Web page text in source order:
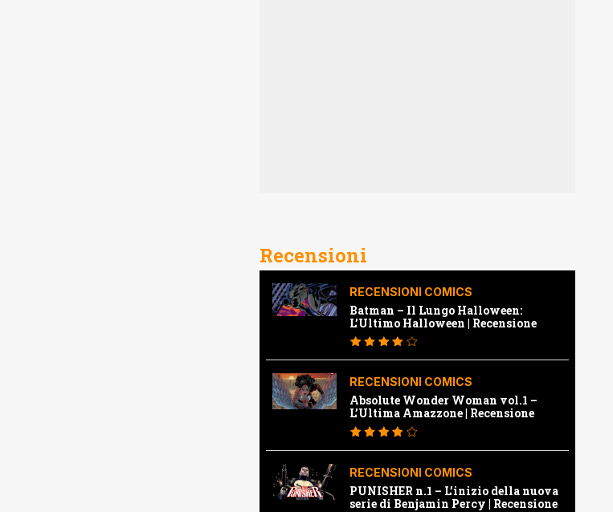
Recensioni
RECENSIONI COMICS
Batman – Il Lungo Halloween:
L’Ultimo Halloween | Recensione
RECENSIONI COMICS
Absolute Wonder Woman vol.1 –
L’Ultima Amazzone | Recensione
RECENSIONI COMICS
PUNISHER n.1 – L’inizio della nuova
serie di Benjamin Percy | Recensione